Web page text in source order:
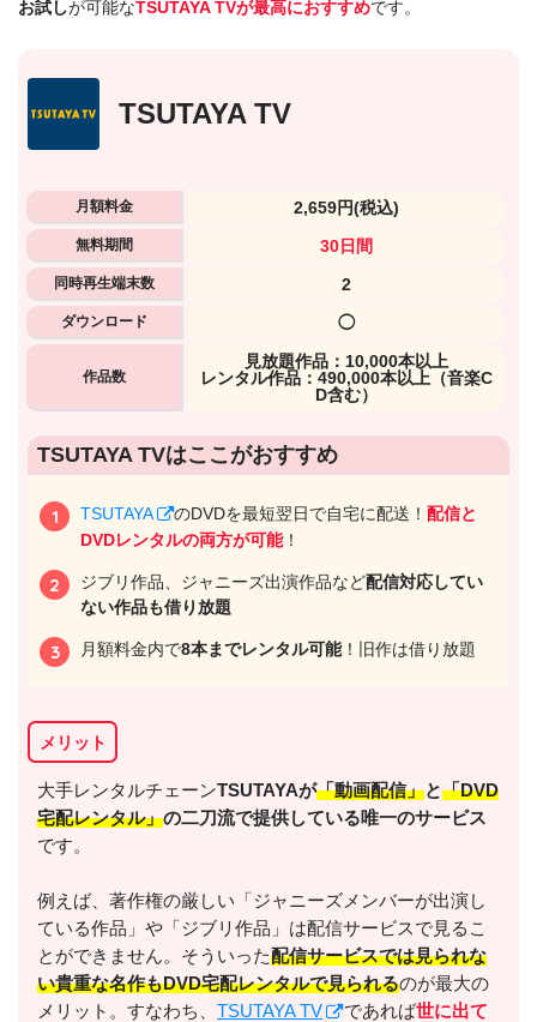
お試しが可能なTSUTAYA TVが最高におすすめです。
TSUTAYA TV
月額料金 2,659円(税込)
無料期間 30日間
同時再生端末数 2
ダウンロード ◯
作品数
⾒放題作品：10,000本以上
レンタル作品：490,000本以上（音楽C
D含む）
TSUTAYA TVはここがおすすめ
TSUTAYA のDVDを最短翌日で自宅に配送！配信と
DVDレンタルの両方が可能！
ジブリ作品、ジャニーズ出演作品など配信対応してい
ない作品も借り放題
月額料金内で8本までレンタル可能！旧作は借り放題
メリット
大手レンタルチェーンTSUTAYAが「動画配信」と「DVD
宅配レンタル」の二刀流で提供している唯一のサービス
です。
例えば、著作権の厳しい「ジャニーズメンバーが出演し
ている作品」や「ジブリ作品」は配信サービスで見るこ
とができません。そういった配信サービスでは見られな
い貴重な名作もDVD宅配レンタルで見られるのが最大の
メリット。すなわち、 TSUTAYA TV であれば世に出て